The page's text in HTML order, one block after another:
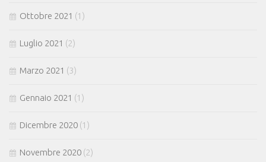
Ottobre 2021 (1)
Luglio 2021 (2)
Marzo 2021 (3)
Gennaio 2021 (1)
Dicembre 2020 (1)
Novembre 2020 (2)